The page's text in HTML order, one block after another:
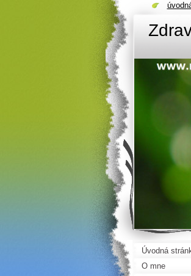
Úvodná
O mne